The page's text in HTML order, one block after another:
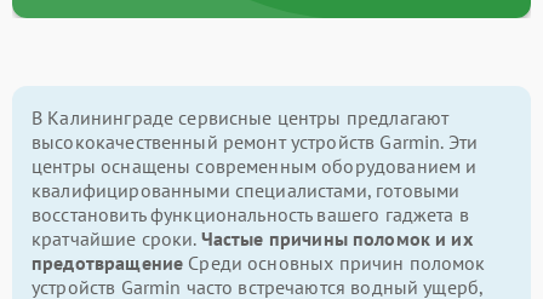
В Калининграде сервисные центры предлагают
высококачественный ремонт устройств Garmin. Эти
центры оснащены современным оборудованием и
квалифицированными специалистами, готовыми
восстановить функциональность вашего гаджета в
кратчайшие сроки. Частые причины поломок и их
предотвращение Среди основных причин поломок
устройств Garmin часто встречаются водный ущерб,